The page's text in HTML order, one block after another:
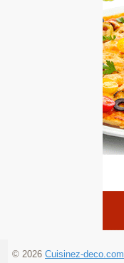
© 2026 Cuisinez-deco.com